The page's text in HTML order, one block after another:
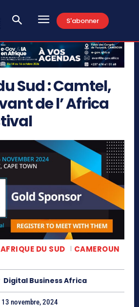
S'abonner
Sud : Camtel,
de l’ Africa
AFRIQUE DU SUD CAMEROUN
Digital Business Africa
13 novembre, 2024